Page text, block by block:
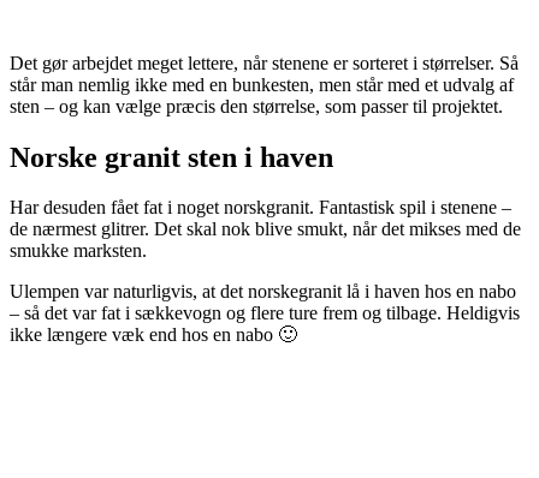
Det gør arbejdet meget lettere, når stenene er sorteret i størrelser. Så
står man nemlig ikke med en bunkesten, men står med et udvalg af
sten – og kan vælge præcis den størrelse, som passer til projektet.
Norske granit sten i haven
Har desuden fået fat i noget norskgranit. Fantastisk spil i stenene –
de nærmest glitrer. Det skal nok blive smukt, når det mikses med de
smukke marksten.
Ulempen var naturligvis, at det norskegranit lå i haven hos en nabo
– så det var fat i sækkevogn og flere ture frem og tilbage. Heldigvis
ikke længere væk end hos en nabo 🙂